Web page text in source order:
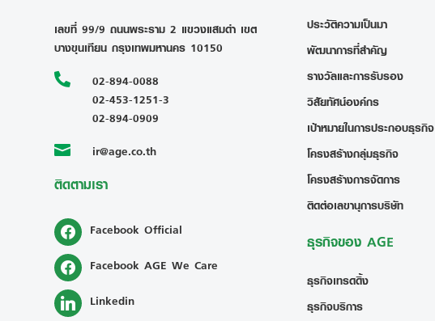
เลขที่ 99/9 ถนนพระราม 2 แขวงแสมดำ เขต
บางขุนเทียน กรุงเทพมหานคร 10150

02-894-0088
02-453-1251-3
02-894-0909
 ir@age.co.th
ติดตามเรา
Facebook Official
Facebook AGE We Care
Linkedin
ประวัติความเป็นมา
พัฒนาการที่สำคัญ
รางวัลและการรับรอง
วิสัยทัศน์องค์กร
เป้าหมายในการประกอบธุรกิจ
โครงสร้างกลุ่มธุรกิจ
โครงสร้างการจัดการ
ติดต่อเลขานุการบริษัท
ธุรกิจของ AGE
ธุรกิจเทรดดิ้ง
ธุรกิจบริการ